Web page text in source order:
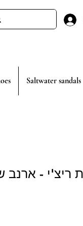
Saltwater sandals